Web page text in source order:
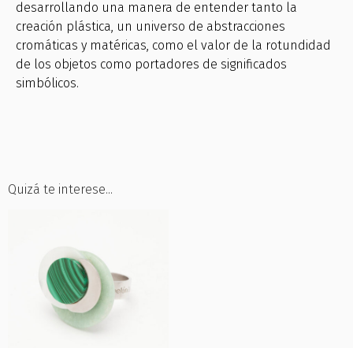
desarrollando una manera de entender tanto la
creación plástica, un universo de abstracciones
cromáticas y matéricas, como el valor de la rotundidad
de los objetos como portadores de significados
simbólicos.
Quizá te interese...